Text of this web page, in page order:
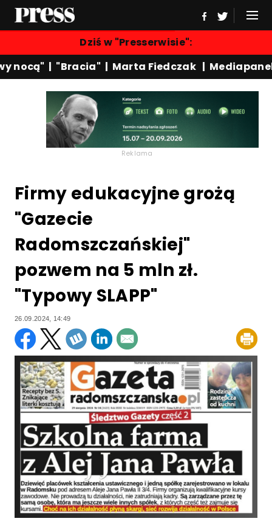
Dziś w "Presserwisie":
nocą"|"Bracia"| Marta Fiedczak|Mediapanel
Reklama
Firmy edukacyjne grożą
"Gazecie
Radomszczańskiej"
pozwem na 5 mln zł.
"Typowy SLAPP"
26.09.2024, 14:49